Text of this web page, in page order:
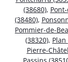
(38680),
(38480),
Pommier-de-
(38320), Plan
Pierre-